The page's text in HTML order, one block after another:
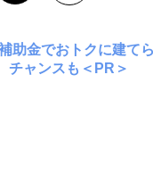
助金でおトクに建て
チャンスも＜PR＞